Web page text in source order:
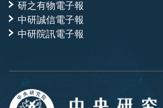
研之有物電子報
中研誠信電子報
中研院訊電子報